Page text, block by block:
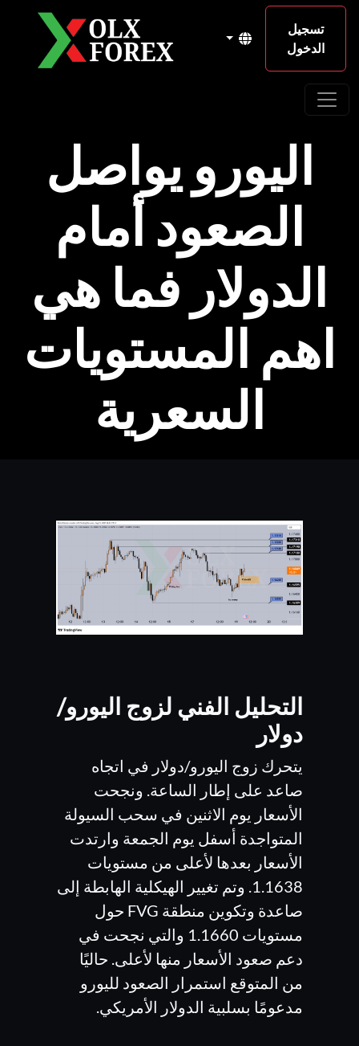
تسجيل
الدخول
اليورو يواصل
الصعود أمام
الدولار فما هي
اهم المستويات
السعرية
التحليل الفني لزوج اليورو/
دولار
يتحرك زوج اليورو/دولار في اتجاه
صاعد على إطار الساعة. ونجحت
الأسعار يوم الاثنين في سحب السيولة
المتواجدة أسفل يوم الجمعة وارتدت
الأسعار بعدها لأعلى من مستويات
1.1638. وتم تغيير الهيكلية الهابطة إلى
صاعدة وتكوين منطقة FVG حول
مستويات 1.1660 والتي نجحت في
دعم صعود الأسعار منها لأعلى. حاليًا
من المتوقع استمرار الصعود لليورو
مدعومًا بسلبية الدولار الأمريكي.